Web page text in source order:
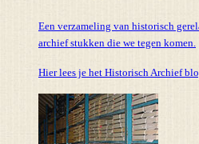
Een verzameling van historisch
archief stukken die we tegen komen.
Hier lees je het Historisch Archief